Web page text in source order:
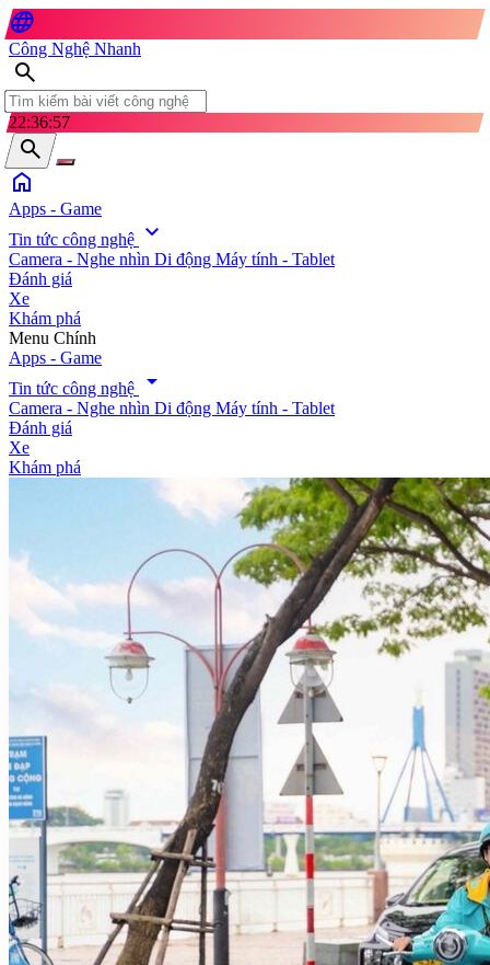
language
Công Nghệ Nhanh
search
22:37:00
search
home
Apps - Game
Tin tức công nghệ expand_more
Camera - Nghe nhìn Di động Máy tính - Tablet
Đánh giá
Xe
Khám phá
search
Menu Chính
Apps - Game
Tin tức công nghệ
arrow_drop_down
Camera - Nghe nhìn Di động Máy tính - Tablet
Đánh giá
Xe
Khám phá